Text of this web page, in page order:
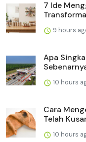
7 Ide
9 hours
Apa
10 hours
Cara
Telah
10 hours